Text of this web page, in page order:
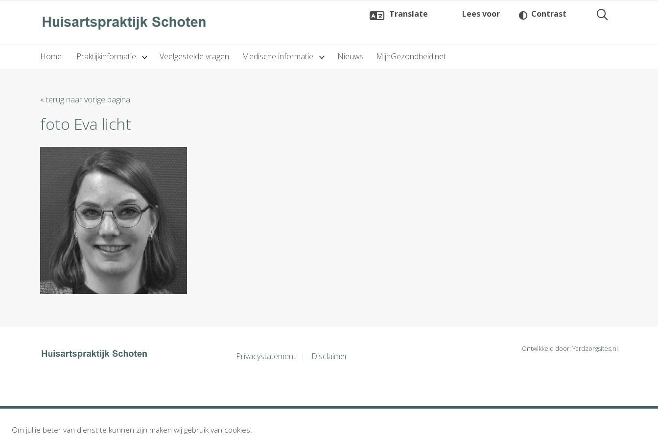
Translate Lees voor Contrast
Home Praktijkinformatie Veelgestelde vragen Medische informatie Nieuws MijnGezondheid.net
« terug naar vorige pagina
foto Eva licht
Privacystatement Disclaimer
Ontwikkeld door: Yardzorgsites.nl
Om jullie beter van dienst te kunnen zijn maken wij gebruik van cookies.